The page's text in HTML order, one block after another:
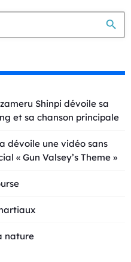
search
Shinpi dévoile sa
et sa chanson principale
dévoile une vidéo sans
« Gun Valsey’s Theme »
nature